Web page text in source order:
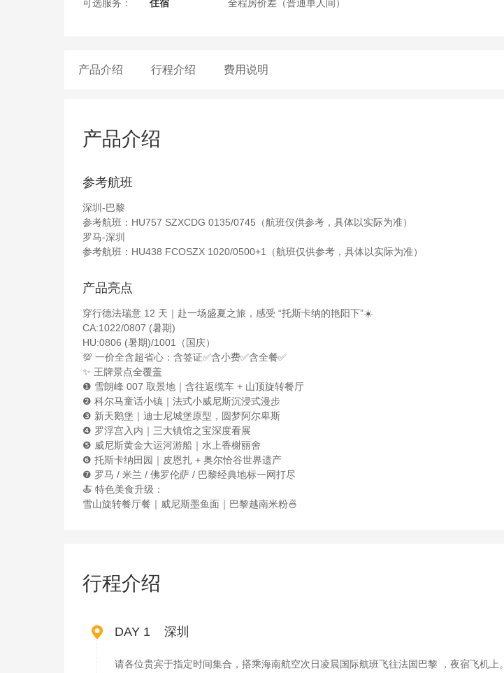
可选服务： 住宿 全程房价差（普通单人间）
产品介绍 行程介绍 费用说明
产品介绍
参考航班
深圳-巴黎
参考航班：HU757 SZXCDG 0135/0745（航班仅供参考，具体以实际为准）
罗马-深圳
参考航班：HU438 FCOSZX 1020/0500+1（航班仅供参考，具体以实际为准）
产品亮点
穿行德法瑞意 12 天｜赴一场盛夏之旅，感受 “托斯卡纳的艳阳下”☀️
CA:1022/0807 (暑期)
HU:0806 (暑期)/1001（国庆）
💯 一价全含超省心：含签证✅含小费✅含全餐✅
✨ 王牌景点全覆盖
❶ 雪朗峰 007 取景地｜含往返缆车 + 山顶旋转餐厅
❷ 科尔马童话小镇｜法式小威尼斯沉浸式漫步
❸ 新天鹅堡｜迪士尼城堡原型，圆梦阿尔卑斯
❹ 罗浮宫入内｜三大镇馆之宝深度看展
❺ 威尼斯黄金大运河游船｜水上香榭丽舍
❻ 托斯卡纳田园｜皮恩扎 + 奥尔恰谷世界遗产
❼ 罗马 / 米兰 / 佛罗伦萨 / 巴黎经典地标一网打尽
🍝 特色美食升级：
雪山旋转餐厅餐｜威尼斯墨鱼面｜巴黎越南米粉🍜
行程介绍
 DAY 1 深圳
请各位贵宾于指定时间集合，搭乘海南航空次日凌晨国际航班飞往法国巴黎 ，夜宿飞机上。